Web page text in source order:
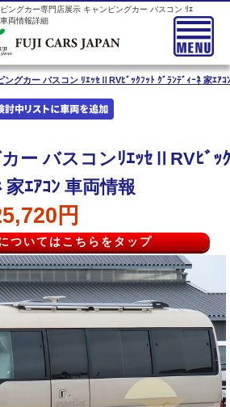
ングカー専門店展示 キャンピングカー バスコン ﾘｴ
両情報詳細
ングカー バスコン ﾘｴｯｾⅡRVﾋﾞｯｸﾌｯﾄ ｸﾞﾗﾝﾃﾞｨｰﾈ 家ｴｱｺ
ー バスコンﾘｴｯｾⅡRVﾋﾞｯｸ
家ｴｱｺﾝ 車両情報
円
ついてはこちらをタップ